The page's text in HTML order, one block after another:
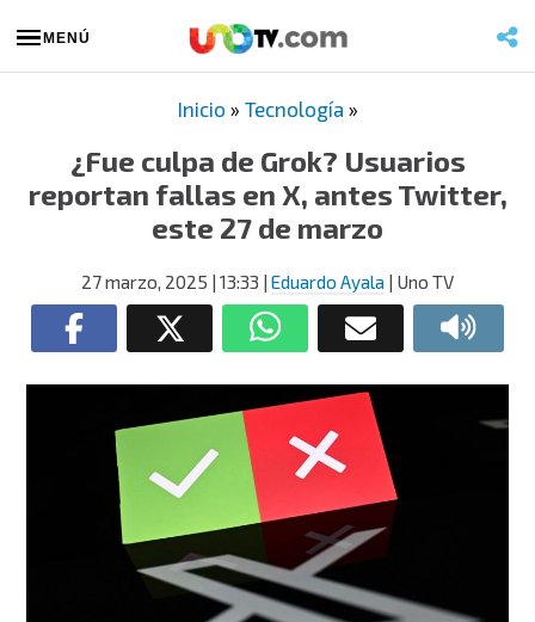
MENÚ
Inicio » Tecnología »
¿Fue culpa de Grok? Usuarios
reportan fallas en X, antes Twitter,
este 27 de marzo
27 marzo, 2025 | 13:33 | Eduardo Ayala | Uno TV